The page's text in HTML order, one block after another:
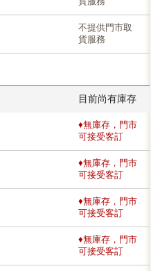
不提供門市取
貨服務
目前尚有庫存
♦無庫存，門市
可接受客訂
♦無庫存，門市
可接受客訂
♦無庫存，門市
可接受客訂
♦無庫存，門市
可接受客訂